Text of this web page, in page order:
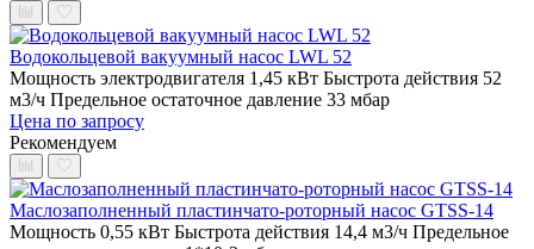
Водокольцевой вакуумный насос LWL 52
Мощность электродвигателя 1,45 кВт Быстрота действия 52
м3/ч Предельное остаточное давление 33 мбар
Цена по запросу
Рекомендуем
Маслозаполненный пластинчато-роторный насос GTSS-14
Мощность 0,55 кВт Быстрота действия 14,4 м3/ч Предельное